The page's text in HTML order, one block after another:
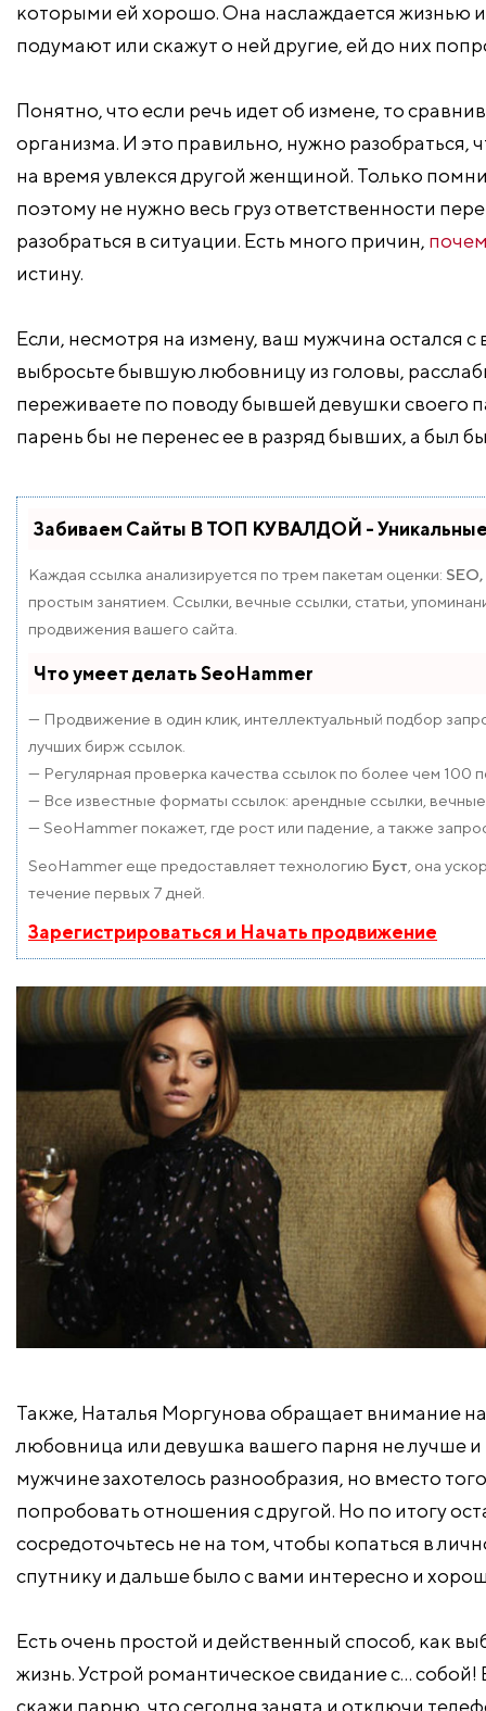
которыми ей хорошо. Она наслаждается жизнью и
подумают или скажут о ней другие, ей до них
Понятно, что если речь идет об измене, то
организма. И это правильно, нужно
на время увлекся другой женщиной. Только
поэтому не нужно весь груз ответственности
разобраться в ситуации. Есть много причин,
истину.
Если, несмотря на измену, ваш мужчина остался
выбросьте бывшую любовницу из головы,
переживаете по поводу бывшей девушки своего
парень бы не перенес ее в разряд бывших, а был
Забиваем Сайты В ТОП КУВАЛДОЙ - Уникальные
Каждая ссылка анализируется по трем пакетам оценки:
простым занятием. Ссылки, вечные ссылки, статьи,
продвижения вашего сайта.
Что умеет делать SeoHammer
— Продвижение в один клик, интеллектуальный подбор
лучших бирж ссылок.
— Регулярная проверка качества ссылок по более чем 100
— Все известные форматы ссылок: арендные ссылки,
— SeoHammer покажет, где рост или падение, а также
SeoHammer еще предоставляет технологию Буст , она
течение первых 7 дней.
Зарегистрироваться и Начать продвижение
Также, Наталья Моргунова обращает внимание
любовница или девушка вашего парня не лучше
мужчине захотелось разнообразия, но вместо
попробовать отношения с другой. Но по итогу
сосредоточьтесь не на том, чтобы копаться в
спутнику и дальше было с вами интересно и
Есть очень простой и действенный способ, как
жизнь. Устрой романтическое свидание с…
скажи парню, что сегодня занята и отключи